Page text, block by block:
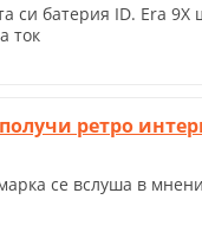
си батерия ID. Era
ток
получи ретро
се вслуша в